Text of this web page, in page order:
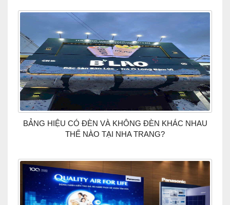
BẢNG HIỆU CÓ ĐÈN VÀ KHÔNG ĐÈN KHÁC NHAU
THẾ NÀO TẠI NHA TRANG?